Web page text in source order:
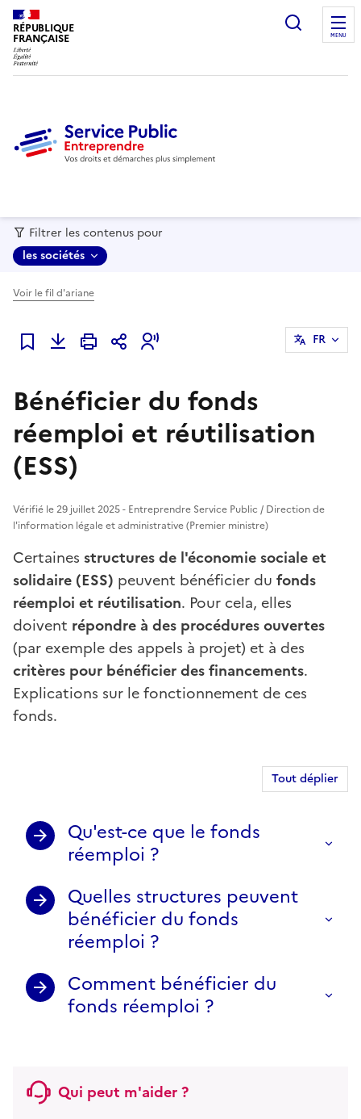
RÉPUBLIQUE
FRANÇAISE MENU
Filtrer les contenus pour
les sociétés
Voir le fil d'ariane
Ajouter à mes favoris
FR
Bénéficier du fonds
réemploi et réutilisation
(ESS)
Vérifié le 29 juillet 2025 - Entreprendre Service Public / Direction de
l'information légale et administrative (Premier ministre)
Certaines structures de l'économie sociale et
solidaire (ESS) peuvent bénéficier du fonds
réemploi et réutilisation. Pour cela, elles
doivent répondre à des procédures ouvertes
(par exemple des appels à projet) et à des
critères pour bénéficier des financements.
Explications sur le fonctionnement de ces
fonds.
Tout déplier
Qu'est-ce que le fonds
réemploi ?
Quelles structures peuvent
bénéficier du fonds
réemploi ?
Comment bénéficier du
fonds réemploi ?
Qui peut m'aider ?